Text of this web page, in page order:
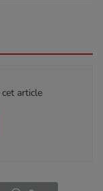
article